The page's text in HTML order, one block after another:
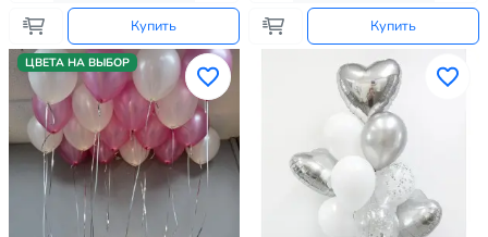
Купить Купить
ЦВЕТА НА ВЫБОР